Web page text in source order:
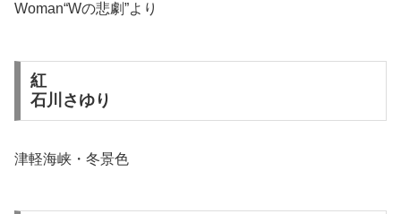
Woman“Wの悲劇”より
紅
石川さゆり
津軽海峡・冬景色